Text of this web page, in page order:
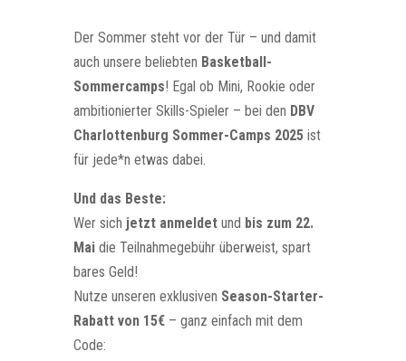
Der Sommer steht vor der Tür – und damit
auch unsere beliebten Basketball-
Sommercamps! Egal ob Mini, Rookie oder
ambitionierter Skills-Spieler – bei den DBV
Charlottenburg Sommer-Camps 2025 ist
für jede*n etwas dabei.
Und das Beste:
Wer sich jetzt anmeldetund bis zum 22.
Maidie Teilnahmegebühr überweist, spart
bares Geld!
Nutze unseren exklusiven Season-Starter-
Rabatt von 15€– ganz einfach mit dem
Code: